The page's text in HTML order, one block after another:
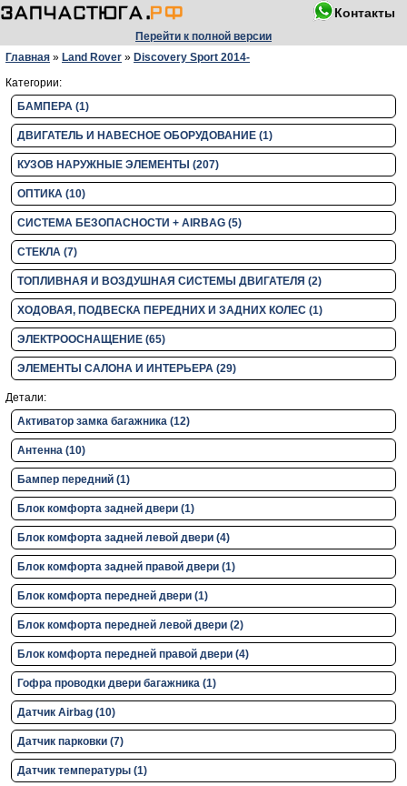
Контакты
Перейти к полной версии
Главная » Land Rover » Discovery Sport 2014-
Категории:
БАМПЕРА (1)
ДВИГАТЕЛЬ И НАВЕСНОЕ ОБОРУДОВАНИЕ (1)
КУЗОВ НАРУЖНЫЕ ЭЛЕМЕНТЫ (207)
ОПТИКА (10)
СИСТЕМА БЕЗОПАСНОСТИ + AIRBAG (5)
СТЕКЛА (7)
ТОПЛИВНАЯ И ВОЗДУШНАЯ СИСТЕМЫ ДВИГАТЕЛЯ (2)
ХОДОВАЯ, ПОДВЕСКА ПЕРЕДНИХ И ЗАДНИХ КОЛЕС (1)
ЭЛЕКТРООСНАЩЕНИЕ (65)
ЭЛЕМЕНТЫ САЛОНА И ИНТЕРЬЕРА (29)
Детали:
Активатор замка багажника (12)
Антенна (10)
Бампер передний (1)
Блок комфорта задней двери (1)
Блок комфорта задней левой двери (4)
Блок комфорта задней правой двери (1)
Блок комфорта передней двери (1)
Блок комфорта передней левой двери (2)
Блок комфорта передней правой двери (4)
Гофра проводки двери багажника (1)
Датчик Airbag (10)
Датчик парковки (7)
Датчик температуры (1)